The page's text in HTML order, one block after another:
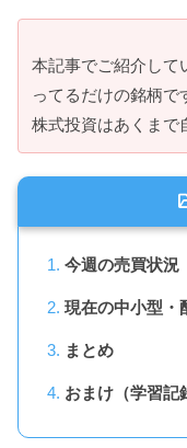
本記事でご紹介して
ってるだけの銘柄で
株式投資はあくまで
今週の売買状況
現在の中小型・
まとめ
おまけ（学習記